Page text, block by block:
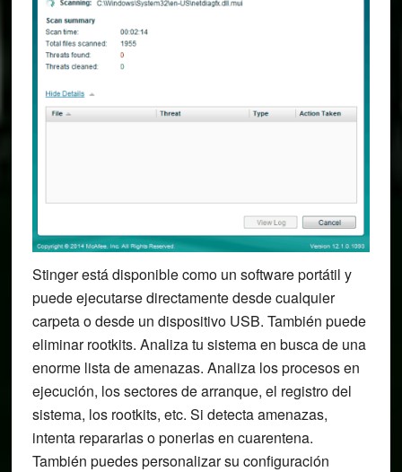
Stinger está disponible como un software portátil y
puede ejecutarse directamente desde cualquier
carpeta o desde un dispositivo USB. También puede
eliminar rootkits. Analiza tu sistema en busca de una
enorme lista de amenazas. Analiza los procesos en
ejecución, los sectores de arranque, el registro del
sistema, los rootkits, etc. Si detecta amenazas,
intenta repararlas o ponerlas en cuarentena.
También puedes personalizar su configuración